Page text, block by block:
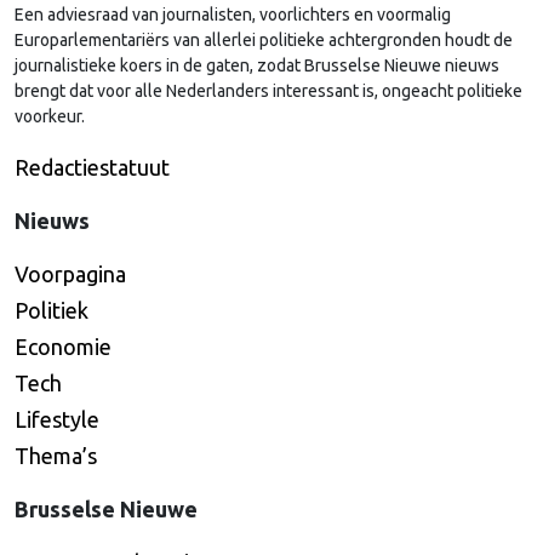
Een adviesraad van journalisten, voorlichters en voormalig
Europarlementariërs van allerlei politieke achtergronden houdt de
journalistieke koers in de gaten, zodat Brusselse Nieuwe nieuws
brengt dat voor alle Nederlanders interessant is, ongeacht politieke
voorkeur.
Redactiestatuut
Nieuws
Voorpagina
Politiek
Economie
Tech
Lifestyle
Thema’s
Brusselse Nieuwe